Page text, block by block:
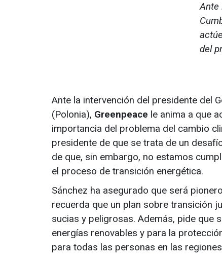
Ante
del
Ante la intervención del presidente del
(Polonia), Greenpeace le anima a que
importancia del problema del cambio
presidente de que se trata de un
de que, sin embargo, no estamos
el proceso de transición energética.
Sánchez ha asegurado que será
recuerda que un plan sobre transición
sucias y peligrosas. Además, pide que
energías renovables y para la
para todas las personas en las